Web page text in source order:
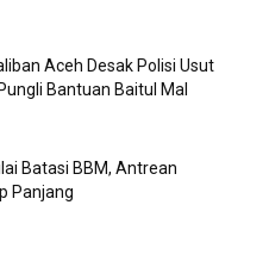
Aceh Desak Polisi Usut
Bantuan Baitul Mal
Batasi BBM, Antrean
Panjang